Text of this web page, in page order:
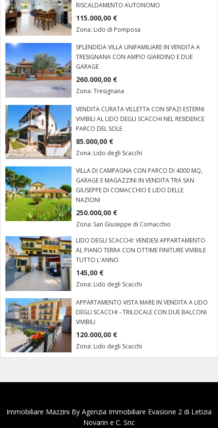
RISCALDAMENTO AUTONOMO
115.000,00 €
Zona: Lido di Pomposa
SPLENDIDA VILLA UNIFAMILIARE IN VENDITA A
TRESIGNANA CON AMPIO GIARDINO E DUE
GARAGE
260.000,00 €
Zona:Tresignana
VENDITA CURATA VILLETTA CON SPAZI ESTERNI
VIVIBILI AL LIDO DEGLI SCACCHI NEL RESIDENCE
PARCO DEL SOLE
85.000,00 €
Zona: Lido degli Scacchi
VILLA DI CAMPAGNA CON PARCO DI 4000 MQ,
GARAGE E MAGAZZINI IN VENDITA TRA SAN
GIUSEPPE DI COMACCHIO E LIDO DELLE
NAZIONI
250.000,00 €
Zona: San Giuseppe di Comacchio
LIDO DEGLI SCACCHI: VENDESI APPARTAMENTO
AL PIANO TERRA CON OTTIME FINITURE VIVIBILE
TUTTO L'ANNO
145,00 €
Zona: Lido degli Scacchi
APPARTAMENTO VISTA MARE IN VENDITA A LIDO
DEGLI SCACCHI - TRILOCALE CON DUE BALCONI
VIVIBILI
120.000,00 €
Zona: Lido degli Scacchi
Immobiliare Mazzini By Agenzia Immobiliare Evasione 2 di Letizia
Novarin e C. Snc